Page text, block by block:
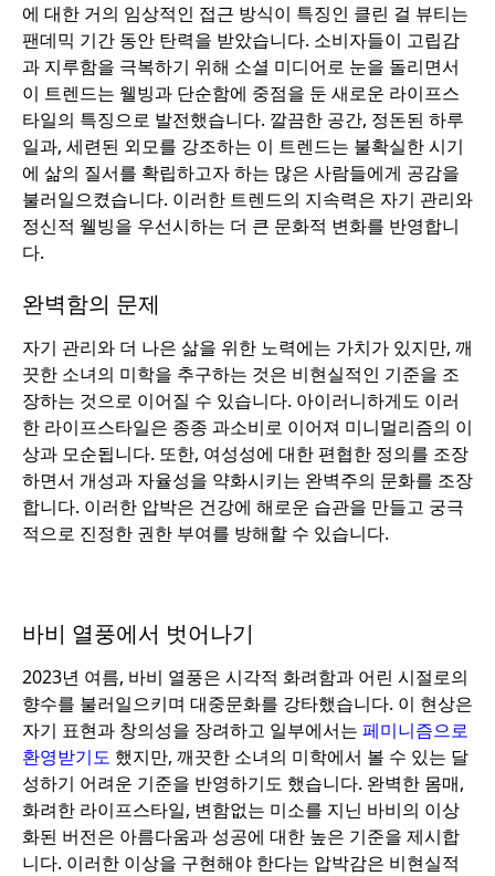
에 대한 거의 임상적인 접근 방식이 특징인 클린 걸 뷰티는
팬데믹 기간 동안 탄력을 받았습니다. 소비자들이 고립감
과 지루함을 극복하기 위해 소셜 미디어로 눈을 돌리면서
이 트렌드는 웰빙과 단순함에 중점을 둔 새로운 라이프스
타일의 특징으로 발전했습니다. 깔끔한 공간, 정돈된 하루
일과, 세련된 외모를 강조하는 이 트렌드는 불확실한 시기
에 삶의 질서를 확립하고자 하는 많은 사람들에게 공감을
불러일으켰습니다. 이러한 트렌드의 지속력은 자기 관리와
정신적 웰빙을 우선시하는 더 큰 문화적 변화를 반영합니
다.
완벽함의 문제
자기 관리와 더 나은 삶을 위한 노력에는 가치가 있지만, 깨
끗한 소녀의 미학을 추구하는 것은 비현실적인 기준을 조
장하는 것으로 이어질 수 있습니다. 아이러니하게도 이러
한 라이프스타일은 종종 과소비로 이어져 미니멀리즘의 이
상과 모순됩니다. 또한, 여성성에 대한 편협한 정의를 조장
하면서 개성과 자율성을 약화시키는 완벽주의 문화를 조장
합니다. 이러한 압박은 건강에 해로운 습관을 만들고 궁극
적으로 진정한 권한 부여를 방해할 수 있습니다.
바비 열풍에서 벗어나기
2023년 여름, 바비 열풍은 시각적 화려함과 어린 시절로의
향수를 불러일으키며 대중문화를 강타했습니다. 이 현상은
자기 표현과 창의성을 장려하고 일부에서는 페미니즘으로
환영받기도 했지만, 깨끗한 소녀의 미학에서 볼 수 있는 달
성하기 어려운 기준을 반영하기도 했습니다. 완벽한 몸매,
화려한 라이프스타일, 변함없는 미소를 지닌 바비의 이상
화된 버전은 아름다움과 성공에 대한 높은 기준을 제시합
니다. 이러한 이상을 구현해야 한다는 압박감은 비현실적